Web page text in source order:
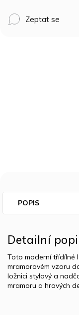
Zeptat se
POPIS
Detailní
Toto moderní tří­dílné
mramorovém vzoru
ložnici stylový a
mramoru a hravých